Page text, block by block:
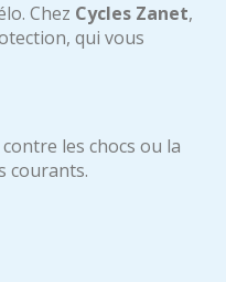
Chez Cycles Zanet,
qui vous
les chocs ou la
courants.